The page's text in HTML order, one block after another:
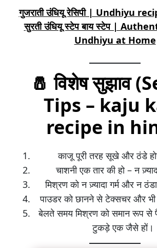
गुजराती उंधियू रेसिपी | Undhiyu
सुरती उंधियू स्टेप बाय स्टेप |
Undhiyu at Home
🧂 विशेष सुझाव
Tips – kaju
recipe in
काजू पूरी तरह सूखे और ठंडे
चाशनी एक तार की हो – न
मिश्रण को न ज़्यादा गर्म और न
पाउडर को छानने से टेक्सचर और भी
बेलते समय मिश्रण को समान रूप से
टुकड़े एक जैसे हों।